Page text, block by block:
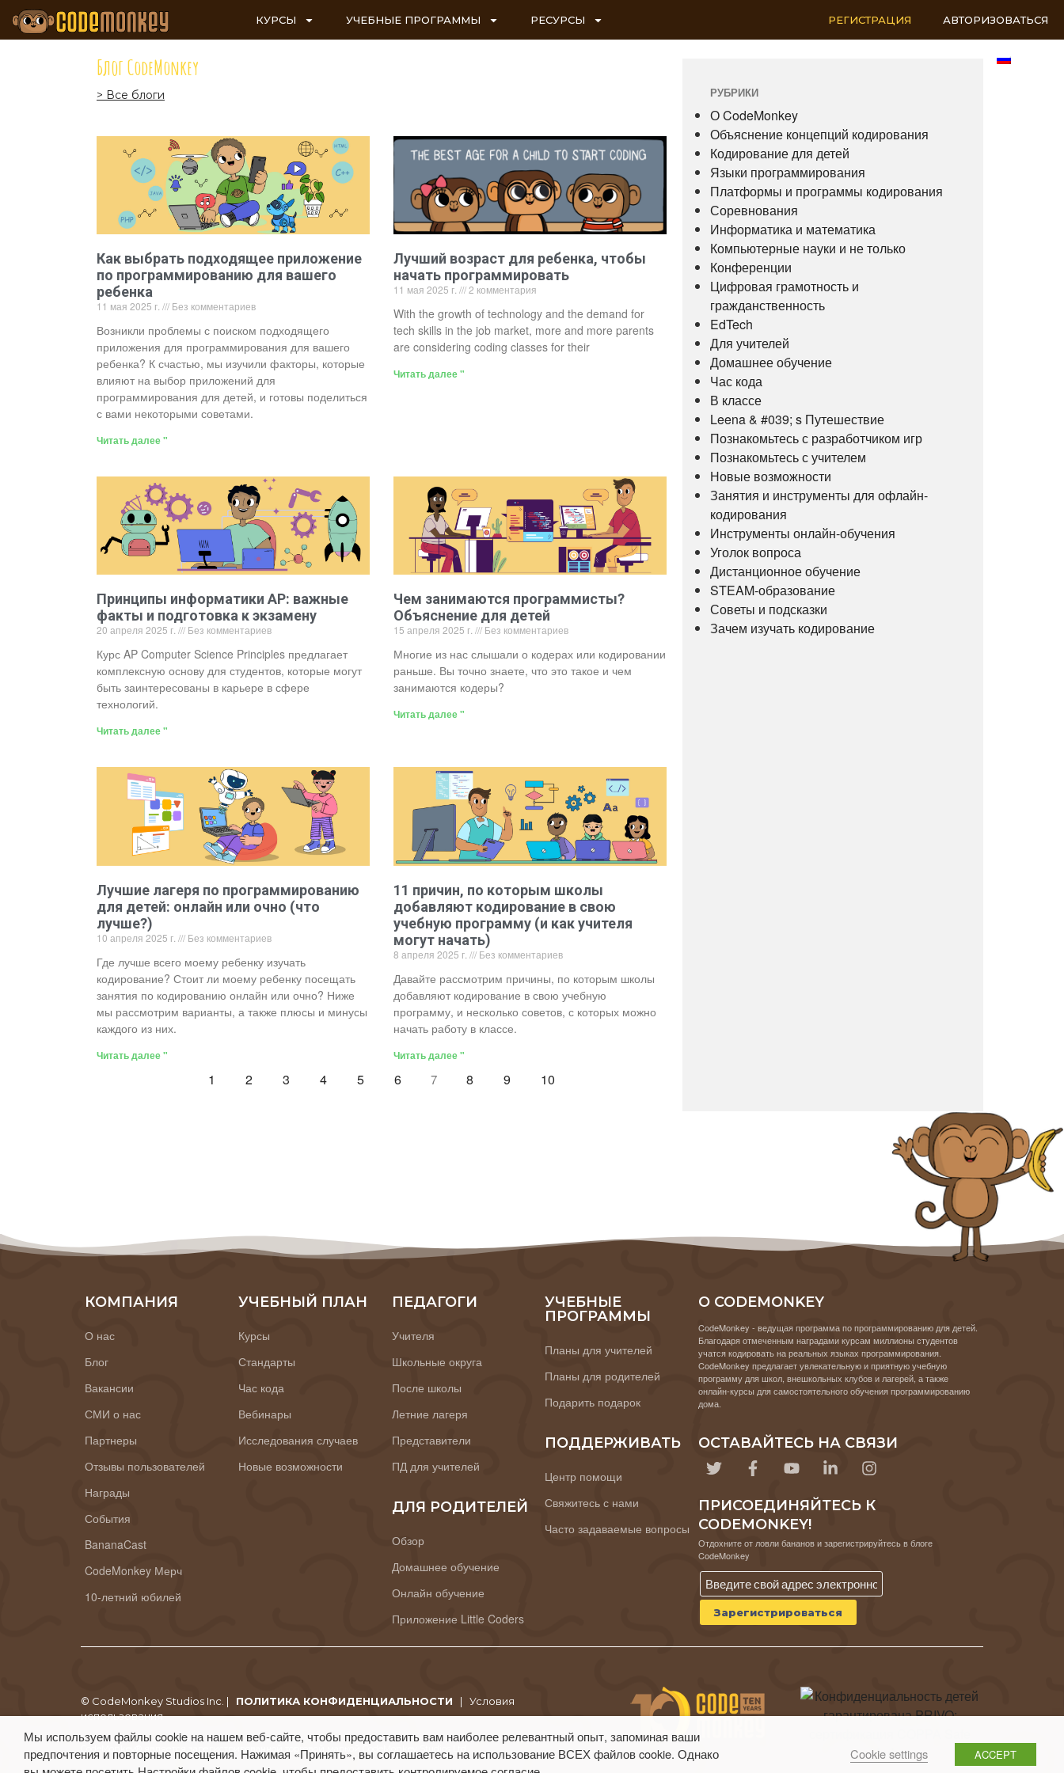
КУРСЫ УЧЕБНЫЕ ПРОГРАММЫ РЕСУРСЫ РЕГИСТРАЦИЯ АВТОРИЗОВАТЬСЯ
Блог CodeMonkey
> Все блоги
Как выбрать подходящее приложение
по программированию для вашего
ребенка
11 мая 2025 г. Без комментариев
Возникли проблемы с поиском подходящего
приложения для программирования для вашего
ребенка? К счастью, мы изучили факторы, которые
влияют на выбор приложений для
программирования для детей, и готовы поделиться
с вами некоторыми советами.
Читать далее "
Лучший возраст для ребенка, чтобы
начать программировать
11 мая 2025 г. 2 комментария
With the growth of technology and the demand for
tech skills in the job market, more and more parents
are considering coding classes for their
Читать далее "
Принципы информатики AP: важные
факты и подготовка к экзамену
20 апреля 2025 г. Без комментариев
Курс AP Computer Science Principles предлагает
комплексную основу для студентов, которые могут
быть заинтересованы в карьере в сфере
технологий.
Читать далее "
Чем занимаются программисты?
Объяснение для детей
15 апреля 2025 г. Без комментариев
Многие из нас слышали о кодерах или кодировании
раньше. Вы точно знаете, что это такое и чем
занимаются кодеры?
Читать далее "
Лучшие лагеря по программированию
для детей: онлайн или очно (что
лучше?)
10 апреля 2025 г. Без комментариев
Где лучше всего моему ребенку изучать
кодирование? Стоит ли моему ребенку посещать
занятия по кодированию онлайн или очно? Ниже
мы рассмотрим варианты, а также плюсы и минусы
каждого из них.
Читать далее "
11 причин, по которым школы
добавляют кодирование в свою
учебную программу (и как учителя
могут начать)
8 апреля 2025 г. Без комментариев
Давайте рассмотрим причины, по которым школы
добавляют кодирование в свою учебную
программу, и несколько советов, с которых можно
начать работу в классе.
Читать далее "
1 2 3 4 5 6 7 8 9 10
РУБРИКИ
О CodeMonkey
Объяснение концепций кодирования
Кодирование для детей
Языки программирования
Платформы и программы кодирования
Соревнования
Информатика и математика
Компьютерные науки и не только
Конференции
Цифровая грамотность и
гражданственность
EdTech
Для учителей
Домашнее обучение
Час кода
В классе
Leena & #039; s Путешествие
Познакомьтесь с разработчиком игр
Познакомьтесь с учителем
Новые возможности
Занятия и инструменты для офлайн-
кодирования
Инструменты онлайн-обучения
Уголок вопроса
Дистанционное обучение
STEAM-образование
Советы и подсказки
Зачем изучать кодирование
КОМПАНИЯ
О нас
Блог
Вакансии
СМИ о нас
Партнеры
Отзывы пользователей
Награды
События
BananaCast
CodeMonkey Мерч
10-летний юбилей
УЧЕБНЫЙ ПЛАН
Курсы
Стандарты
Час кода
Вебинары
Исследования случаев
Новые возможности
ПЕДАГОГИ
Учителя
Школьные округа
После школы
Летние лагеря
Представители
ПД для учителей
ДЛЯ РОДИТЕЛЕЙ
Обзор
Домашнее обучение
Онлайн обучение
Приложение Little Coders
УЧЕБНЫЕ
ПРОГРАММЫ
Планы для учителей
Планы для родителей
Подарить подарок
ПОДДЕРЖИВАТЬ
Центр помощи
Свяжитесь с нами
Часто задаваемые вопросы
О CODEMONKEY
CodeMonkey - ведущая программа по программированию для детей.
Благодаря отмеченным наградами курсам миллионы студентов
учатся кодировать на реальных языках программирования.
CodeMonkey предлагает увлекательную и приятную учебную
программу для школ, внешкольных клубов и лагерей, а также
онлайн-курсы для самостоятельного обучения программированию
дома.
ОСТАВАЙТЕСЬ НА СВЯЗИ
ПРИСОЕДИНЯЙТЕСЬ К
CODEMONKEY!
Отдохните от ловли бананов и зарегистрируйтесь в блоге
CodeMonkey
© CodeMonkey Studios Inc. | ПОЛИТИКА КОНФИДЕНЦИАЛЬНОСТИ | Условия
использования
CodeMonkey® является зарегистрированной торговой маркой CodeMonkey Studios Ltd.
Мы используем файлы cookie на нашем веб-сайте, чтобы предоставить вам наиболее релевантный опыт, запоминая ваши
предпочтения и повторные посещения. Нажимая «Принять», вы соглашаетесь на использование ВСЕХ файлов cookie. Однако
Cookie settings ACCEPT